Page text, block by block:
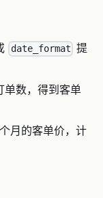
date_format 提
单数，得到客单
月的客单价，计